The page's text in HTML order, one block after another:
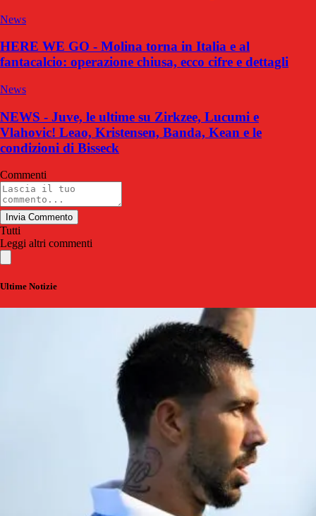
News
HERE WE GO - Molina torna in Italia e al
fantacalcio: operazione chiusa, ecco cifre e dettagli
News
NEWS - Juve, le ultime su Zirkzee, Lucumi e
Vlahovic! Leao, Kristensen, Banda, Kean e le
condizioni di Bisseck
Commenti
Invia Commento
Tutti
Leggi altri commenti
Ultime Notizie